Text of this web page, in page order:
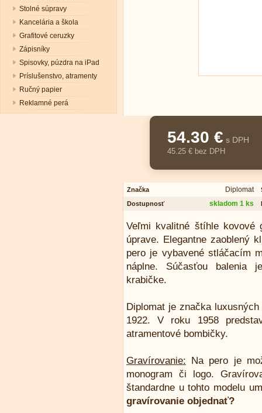
Stolné súpravy
Kancelária a škola
Grafitové ceruzky
Zápisníky
Spisovky, púzdra na iPad
Príslušenstvo, atramenty
Ručný papier
Reklamné perá
54.30 € s DPH
45.25 € bez DPH
Značka Diplomat
Dostupnosť
skladom 1 ks
Veľmi kvalitné štíhle kovové
úprave. Elegantne zaoblený
pero je vybavené stláčacím
náplne. Súčasťou balenia
krabičke.
Diplomat je značka
1922. V roku 1958
atramentové bombičky.
Gravírovanie: Na pero je
monogram či logo.
štandardne u tohto modelu
gravírovanie objednať?